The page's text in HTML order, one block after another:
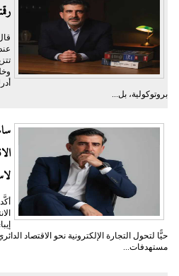
بروتوكولية، بل...
حيًّا لتحول التجارة الإلكترونية نحو الاقتصاد
مستهدفات...